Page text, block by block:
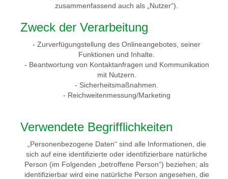
zusammenfassend auch als „Nutzer“).
Zweck der Verarbeitung
- Zurverfügungstellung des Onlineangebotes, seiner
Funktionen und Inhalte.
- Beantwortung von Kontaktanfragen und Kommunikation
mit Nutzern.
- Sicherheitsmaßnahmen.
- Reichweitenmessung/Marketing
Verwendete Begrifflichkeiten
„Personenbezogene Daten“ sind alle Informationen, die
sich auf eine identifizierte oder identifizierbare natürliche
Person (im Folgenden „betroffene Person“) beziehen; als
identifizierbar wird eine natürliche Person angesehen, die